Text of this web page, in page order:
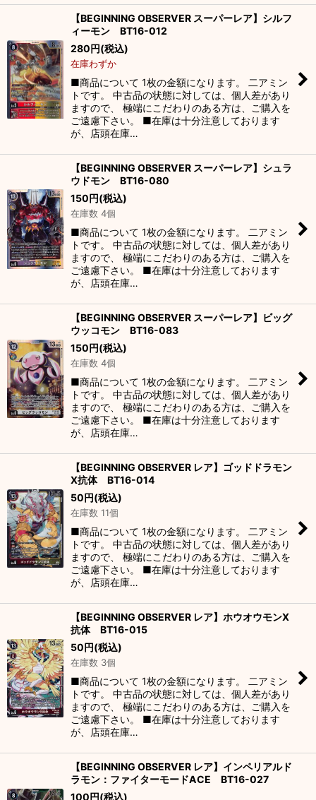
【BEGINNING OBSERVER スーパーレア】シルフ
ィーモン BT16-012
280円(税込)
在庫わずか
■商品について 1枚の金額になります。 二アミン
トです。 中古品の状態に対しては、個人差があり
ますので、 極端にこだわりのある方は、ご購入を
ご遠慮下さい。 ■在庫は十分注意しております
が、店頭在庫…
【BEGINNING OBSERVER スーパーレア】シュラ
ウドモン BT16-080
150円(税込)
在庫数 4個
■商品について 1枚の金額になります。 二アミン
トです。 中古品の状態に対しては、個人差があり
ますので、 極端にこだわりのある方は、ご購入を
ご遠慮下さい。 ■在庫は十分注意しております
が、店頭在庫…
【BEGINNING OBSERVER スーパーレア】ビッグ
ウッコモン BT16-083
150円(税込)
在庫数 4個
■商品について 1枚の金額になります。 二アミン
トです。 中古品の状態に対しては、個人差があり
ますので、 極端にこだわりのある方は、ご購入を
ご遠慮下さい。 ■在庫は十分注意しております
が、店頭在庫…
【BEGINNING OBSERVER レア】ゴッドドラモン
X抗体 BT16-014
50円(税込)
在庫数 11個
■商品について 1枚の金額になります。 二アミン
トです。 中古品の状態に対しては、個人差があり
ますので、 極端にこだわりのある方は、ご購入を
ご遠慮下さい。 ■在庫は十分注意しております
が、店頭在庫…
【BEGINNING OBSERVER レア】ホウオウモンX
抗体 BT16-015
50円(税込)
在庫数 3個
■商品について 1枚の金額になります。 二アミン
トです。 中古品の状態に対しては、個人差があり
ますので、 極端にこだわりのある方は、ご購入を
ご遠慮下さい。 ■在庫は十分注意しております
が、店頭在庫…
【BEGINNING OBSERVER レア】インペリアルド
ラモン：ファイターモードACE BT16-027
100円(税込)